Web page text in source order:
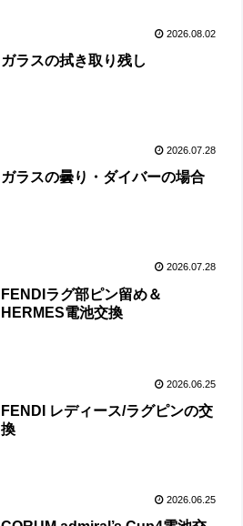
2026.08.02
ガラスの拭き取り残し
2026.07.28
ガラスの曇り・ダイバーの場合
2026.07.28
FENDIラグ部ピン留め＆
HERMES電池交換
2026.06.25
FENDI レディース/ラグピンの交
換
2026.06.25